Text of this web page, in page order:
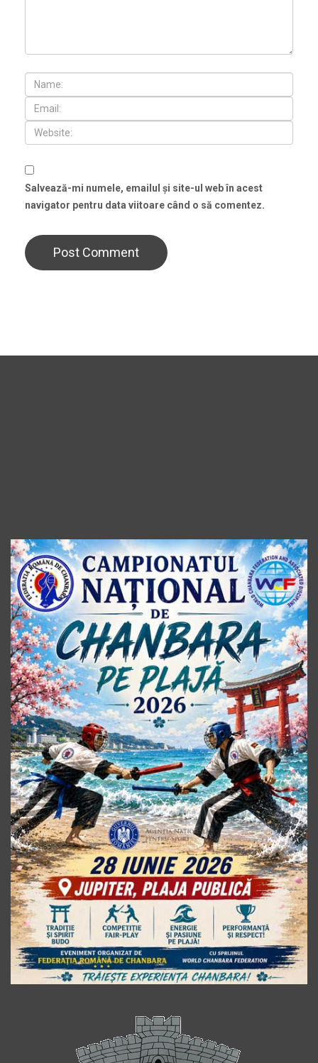
Salvează-mi numele, emailul și site-ul web în acest
navigator pentru data viitoare când o să comentez.